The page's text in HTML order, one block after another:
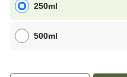
250ml
500ml